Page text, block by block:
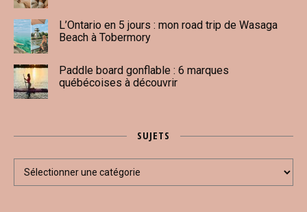
L’Ontario en 5 jours : mon road trip de Wasaga
Beach à Tobermory
Paddle board gonflable : 6 marques
québécoises à découvrir
SUJETS